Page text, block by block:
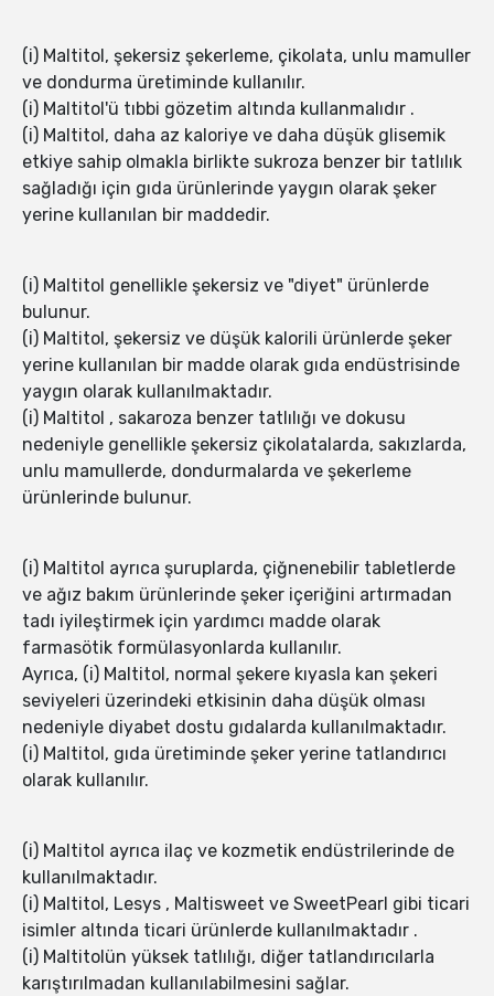
(i) Maltitol, şekersiz şekerleme, çikolata, unlu mamuller
ve dondurma üretiminde kullanılır.
(i) Maltitol'ü tıbbi gözetim altında kullanmalıdır .
(i) Maltitol, daha az kaloriye ve daha düşük glisemik
etkiye sahip olmakla birlikte sukroza benzer bir tatlılık
sağladığı için gıda ürünlerinde yaygın olarak şeker
yerine kullanılan bir maddedir.
(i) Maltitol genellikle şekersiz ve "diyet" ürünlerde
bulunur.
(i) Maltitol, şekersiz ve düşük kalorili ürünlerde şeker
yerine kullanılan bir madde olarak gıda endüstrisinde
yaygın olarak kullanılmaktadır.
(i) Maltitol , sakaroza benzer tatlılığı ve dokusu
nedeniyle genellikle şekersiz çikolatalarda, sakızlarda,
unlu mamullerde, dondurmalarda ve şekerleme
ürünlerinde bulunur.
(i) Maltitol ayrıca şuruplarda, çiğnenebilir tabletlerde
ve ağız bakım ürünlerinde şeker içeriğini artırmadan
tadı iyileştirmek için yardımcı madde olarak
farmasötik formülasyonlarda kullanılır.
Ayrıca, (i) Maltitol, normal şekere kıyasla kan şekeri
seviyeleri üzerindeki etkisinin daha düşük olması
nedeniyle diyabet dostu gıdalarda kullanılmaktadır.
(i) Maltitol, gıda üretiminde şeker yerine tatlandırıcı
olarak kullanılır.
(i) Maltitol ayrıca ilaç ve kozmetik endüstrilerinde de
kullanılmaktadır.
(i) Maltitol, Lesys , Maltisweet ve SweetPearl gibi ticari
isimler altında ticari ürünlerde kullanılmaktadır .
(i) Maltitolün yüksek tatlılığı, diğer tatlandırıcılarla
karıştırılmadan kullanılabilmesini sağlar.